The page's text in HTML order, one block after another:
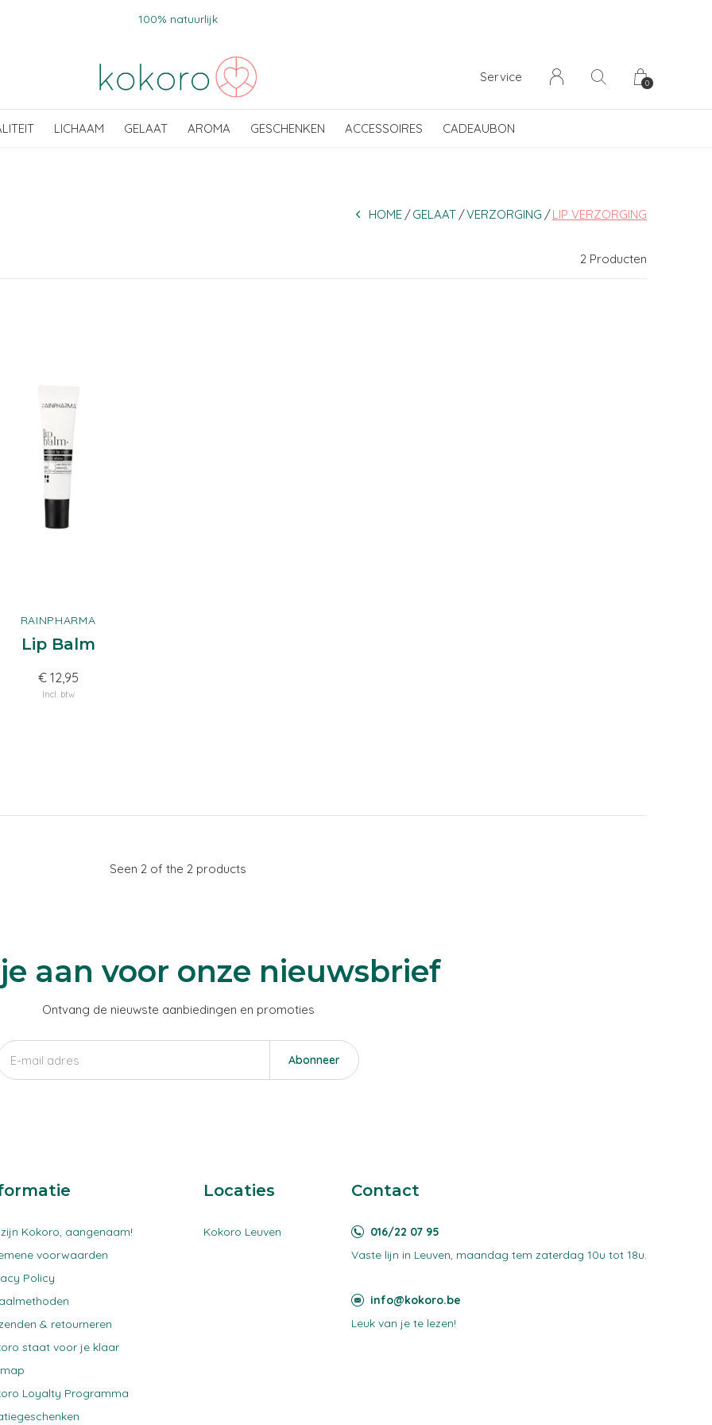
LICHAAM GELAAT AROMA GESCHENKEN ACCESSOIRES CADEAUBON
Service 0
100% natuurlijk
HOME GELAAT VERZORGING LIP VERZORGING
2 Producten
RAINPHARMA
Lip Balm
€ 12,95
Incl. btw
Seen 2 of the 2 products
aan voor onze nieuwsbrief
Ontvang de nieuwste aanbiedingen en promoties
Abonneer
Kokoro, aangenaam!
voorwaarden
Policy
& retourneren
staat voor je klaar
Loyalty Programma
Locaties
Kokoro Leuven
Contact
016/22 07 95
Vaste lijn in Leuven, maandag tem zaterdag 10u tot 18u.
info@kokoro.be
Leuk van je te lezen!